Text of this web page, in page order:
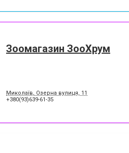
Зоомагазин ЗооХрум
Миколаїв, Озерна вулиця, 11
+380(93)639-61-35